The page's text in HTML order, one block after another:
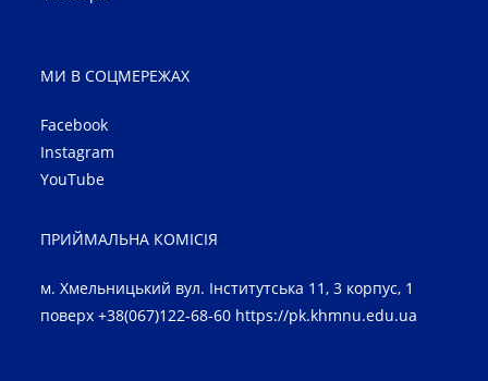
МИ В СОЦМЕРЕЖАХ
Facebook
Instagram
YouTube
ПРИЙМАЛЬНА КОМІСІЯ
м. Хмельницький вул. Інститутська 11, 3 корпус, 1
поверх +38(067)122-68-60 https://pk.khmnu.edu.ua